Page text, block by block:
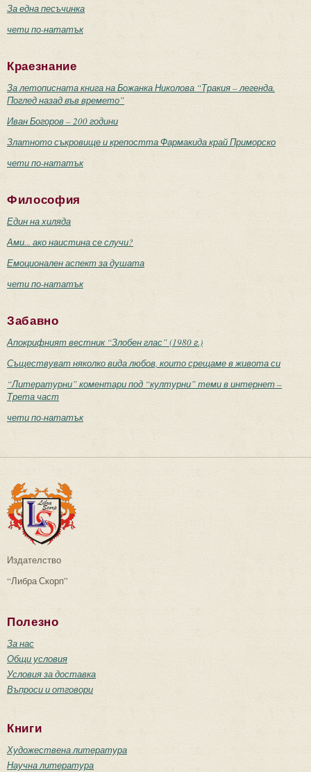
За една песъчинка
чети по-нататък
Краезнание
За летописната книга на Божанка Николова “Тракия – легенда.
Поглед назад във времето”
Иван Богоров – 200 години
Златното съкровище и крепостта Фармакида край Приморско
чети по-нататък
Философия
Един на хиляда
Ами... ако наистина се случи?
Емоционален аспект за душата
чети по-нататък
Забавно
Апокрифният вестник “Злобен глас” (1980 г.)
Съществуват няколко вида любов, които срещаме в живота си
“Литературни” коментари под “културни” теми в интернет –
Трета част
чети по-нататък
Издателство
“Либра Скорп”
Полезно
За нас
Общи условия
Условия за доставка
Въпроси и отговори
Книги
Художествена литература
Научна литература